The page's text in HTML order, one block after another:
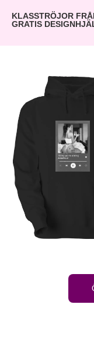
KLASSTRÖJOR
GRATIS